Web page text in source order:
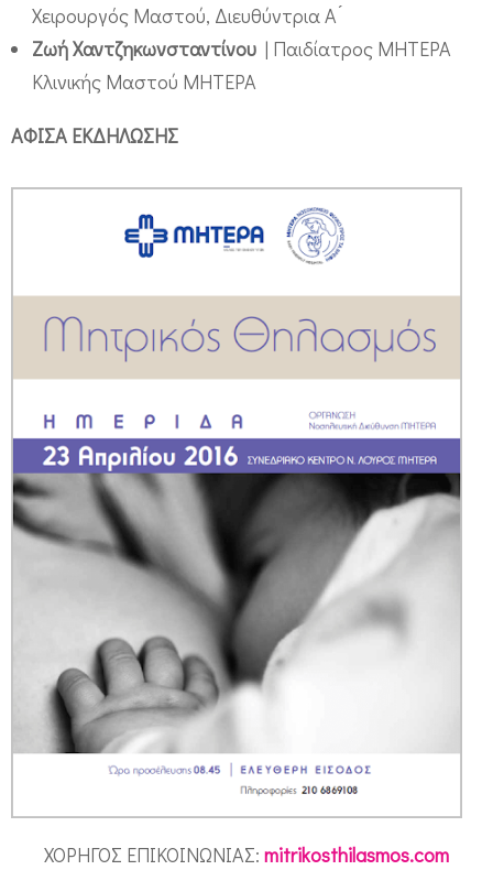
Χειρουργός Μαστού, Διευθύντρια Α ́
Ζωή Χαντζηκωνσταντίνου | Παιδίατρος ΜΗΤΕΡΑ
Κλινικής Μαστού ΜΗΤΕΡΑ
ΑΦΙΣΑ ΕΚΔΗΛΩΣΗΣ
ΧΟΡΗΓΟΣ ΕΠΙΚΟΙΝΩΝΙΑΣ: mitrikosthilasmos.com